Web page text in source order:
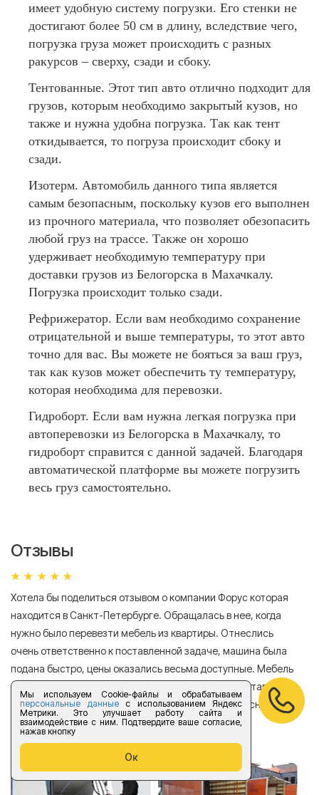
Мы используем Cookie-файлы и обрабатываем
персональные данныес использованием Яндекс
Метрики. Это улучшает работу сайта и
взаимодействие с ним. Подтвердите ваше согласие,
нажав кнопку
Ок
имеет удобную систему погрузки. Его стенки не
достигают более 50 см в длину, вследствие чего,
погрузка груза может происходить с разных
ракурсов – сверху, сзади и сбоку.
Тентованные. Этот тип авто отлично подходит для
грузов, которым необходимо закрытый кузов, но
также и нужна удобна погрузка. Так как тент
откидывается, то погруза происходит сбоку и
сзади.
Изотерм. Автомобиль данного типа является
самым безопасным, поскольку кузов его выполнен
из прочного материала, что позволяет обезопасить
любой груз на трассе. Также он хорошо
удерживает необходимую температуру при
доставки грузов из Белогорска в Махачкалу.
Погрузка происходит только сзади.
Рефрижератор. Если вам необходимо сохранение
отрицательной и выше температуры, то этот авто
точно для вас. Вы можете не бояться за ваш груз,
так как кузов может обеспечить ту температуру,
которая необходима для перевозки.
Гидроборт. Если вам нужна легкая погрузка при
автоперевозки из Белогорска в Махачкалу, то
гидроборт справится с данной задачей. Благодаря
автоматической платформе вы можете погрузить
весь груз самостоятельно.
Отзывы
Хотела бы поделиться отзывом о компании Форус которая
находится в Санкт-Петербурге. Обращалась в нее, когда
нужно было перевезти мебель из квартиры. Отнеслись
очень ответственно к поставленной задаче, машина была
подана быстро, цены оказались весьма доступные. Мебель
была перевезена аккуратно, в общем все было доставлено в
хорошем состоянии. Спасибо компании за прекрасную
работу!
Елизавета Андроновна